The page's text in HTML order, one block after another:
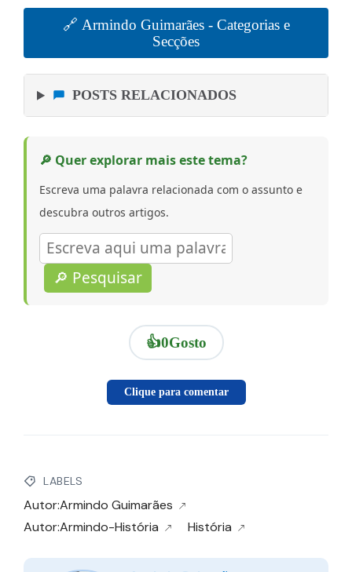
🔗 Armindo Guimarães - Categorias e
Secções
POSTS RELACIONADOS
🔎 Quer explorar mais este tema?
Escreva uma palavra relacionada com o assunto e
descubra outros artigos.
🔎 Pesquisar
👍0Gosto
Clique para comentar
LABELS
Autor:Armindo Guimarães
Autor:Armindo-História
História